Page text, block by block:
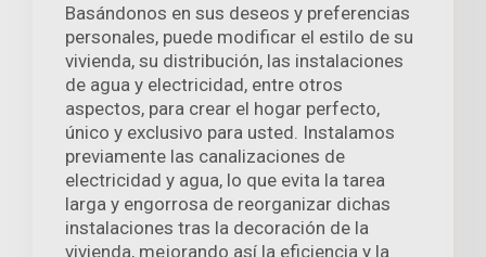
Basándonos en sus deseos y preferencias
personales, puede modificar el estilo de su
vivienda, su distribución, las instalaciones
de agua y electricidad, entre otros
aspectos, para crear el hogar perfecto,
único y exclusivo para usted. Instalamos
previamente las canalizaciones de
electricidad y agua, lo que evita la tarea
larga y engorrosa de reorganizar dichas
instalaciones tras la decoración de la
vivienda, mejorando así la eficiencia y la